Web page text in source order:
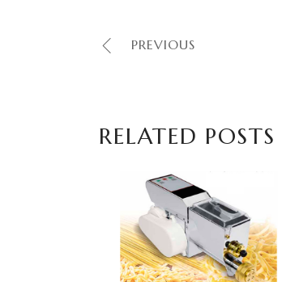
PREVIOUS
RELATED POSTS